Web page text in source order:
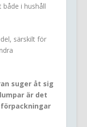
både i hushåll
särskilt för
suger åt sig
är det